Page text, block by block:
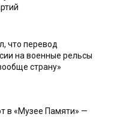
что перевод
на военные рельсы
страну»
в «Музее Памяти» —